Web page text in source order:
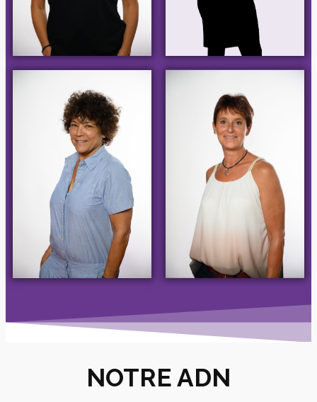
NOTRE ADN